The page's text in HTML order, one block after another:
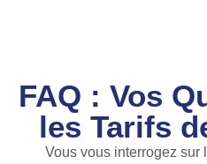
FAQ : Vos
les Tarifs
Vous vous interrogez sur